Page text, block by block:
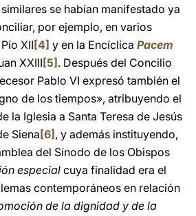
se habían manifestado ya
por ejemplo, en varios
XII [4] y en la Encíclica Pacem
XXIII [5] . Después del Concilio
Pablo VI expresó también el
de los tiempos», atribuyendo el
la Iglesia a Santa Teresa de Jesús
Siena [6] , y además instituyendo,
del Sínodo de los Obispos
especial cuya finalidad era el
contemporáneos en relación
de la dignidad y de la